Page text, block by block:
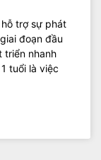
trợ sự phát
đoạn đầu
triển nhanh
tuổi là việc